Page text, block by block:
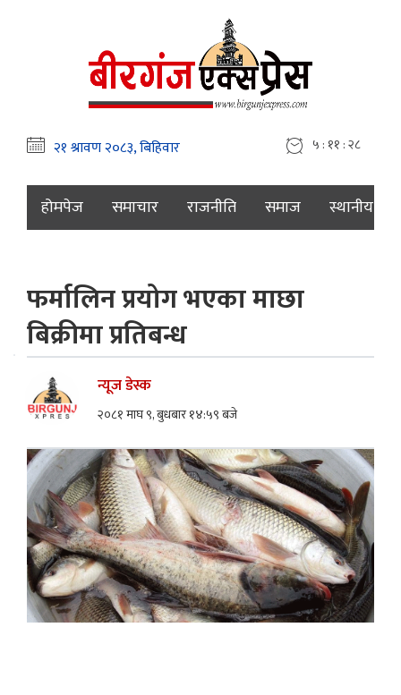
५ : ११ : २९
होमपेज समाचार राजनीति समाज स्थानीय
फर्मालिन प्रयोग भएका माछा
बिक्रीमा प्रतिबन्ध
न्यूज डेस्क
२०८१ माघ ९, बुधबार १४:५९ बजे